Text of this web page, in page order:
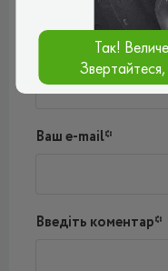
Написати
Ваш e-mail*
Введіть коментар*
Так!